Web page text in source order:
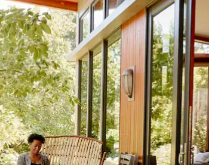
para cima e para baixo do teclado ou tocando e